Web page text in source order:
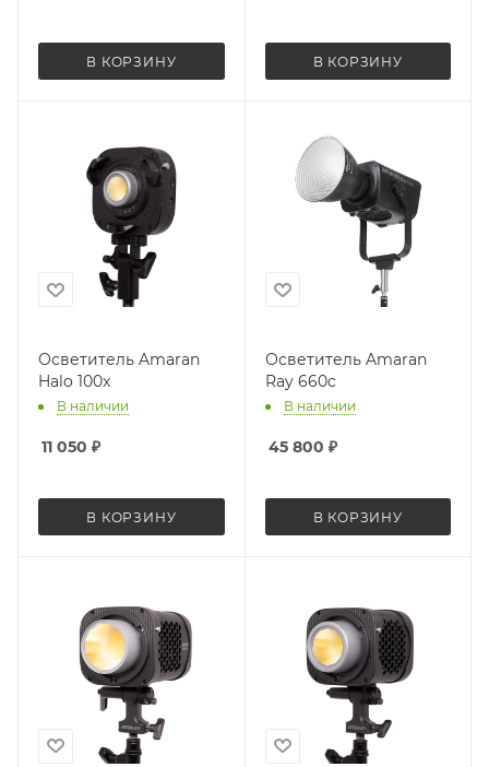
В КОРЗИНУ В КОРЗИНУ
Осветитель Amaran
Halo 100x
В наличии
11 050 ₽
В КОРЗИНУ
Осветитель Amaran
Ray 660c
В наличии
45 800 ₽
В КОРЗИНУ